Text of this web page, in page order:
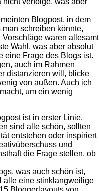
Blogpost, in dem
schreiben könnte,
waren allesamt
Wahl, was aber absolut
eine Frage des Blogs ist.
auch im Rahmen
distanzieren will, blicke
von außen. Auch ich
um ein wenig
ist in erster Linie,
sind alle schön, sollten
entstehen oder inspiriert
und
die Frage stellen, ob
was auch schön ist,
alle eine stinklangweilige